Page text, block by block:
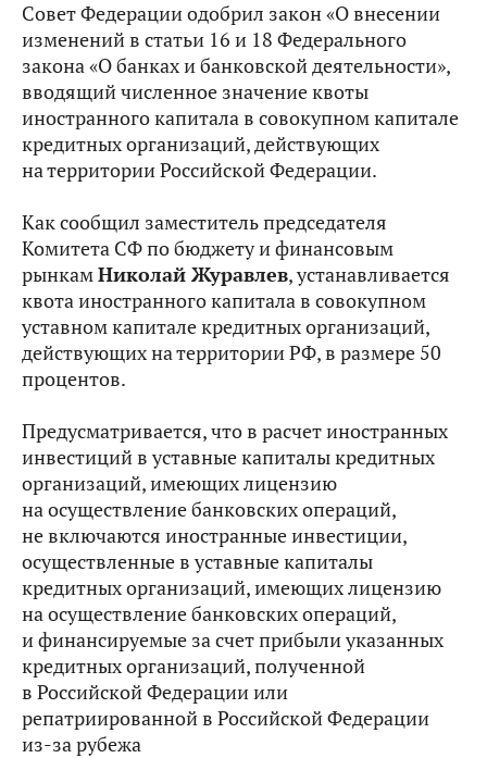
Совет Федерации одобрил закон «О внесении
изменений в статьи 16 и 18 Федерального
закона «О банках и банковской деятельности»,
вводящий численное значение квоты
иностранного капитала в совокупном капитале
кредитных организаций, действующих
на территории Российской Федерации.
Как сообщил заместитель председателя
Комитета СФ побюджету и финансовым
рынкамНиколай Журавлев, устанавливается
квота иностранного капитала в совокупном
уставном капитале кредитных организаций,
действующих на территории РФ, в размере 50
процентов.
Предусматривается, что в расчет иностранных
инвестиций в уставные капиталы кредитных
организаций, имеющих лицензию
на осуществление банковских операций,
не включаются иностранные инвестиции,
осуществленные в уставные капиталы
кредитных организаций, имеющих лицензию
на осуществление банковских операций,
и финансируемые за счет прибыли указанных
кредитных организаций, полученной
в Российской Федерации или
репатриированной в Российской Федерации
из‑за рубежа